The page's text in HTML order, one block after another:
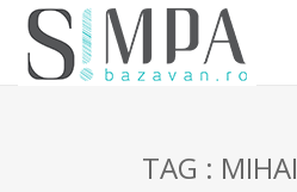
TAG : MIHAI